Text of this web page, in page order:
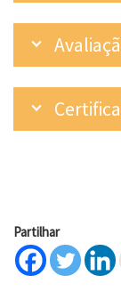
Partilhar